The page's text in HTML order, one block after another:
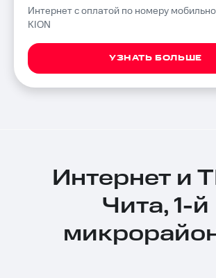
Интернет с оплатой по номеру
KION
УЗНАТЬ БОЛЬШЕ
Интернет и
Чита, 1-й